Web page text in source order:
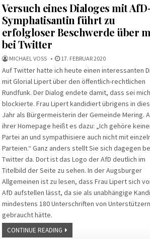
Versuch eines Dialoges mit
Symphatisantin führt zu
erfolgloser Beschwerde über
bei Twitter
MICHAEL VOSS 17. FEBRUAR 2020
Auf Twitter hatte ich heute einen interessanten
mit Glorial Lipert über den öffentlich-rechtlichen
Rundfunk. Der Dialog endete damit, dass sei mich
blockierte. Frau Lipert kandidiert übrigens in
Jahr als Bürgermeisterin der Gemeinde Mering.
ihrer Homepage heißt es dazu: „Ich gehöre
Partei an und sympathisiere auch nicht mit
Parteien.“ Ganz anders stellt Sie sich dagegen
Twitter da. Dort ist das Logo der AfD deutlich im
Titelbild der Seite zu sehen. In der Augsburger
Allgemeinen ist zu lesen, dass Frau Lipert sich
AfD aufstellen lässt, da sie als unabhängige
mindestens 180 Unterschriften von Unterstützern
gebraucht hätte.
CONTINUE READING